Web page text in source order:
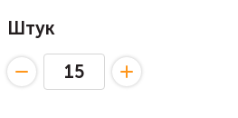
Штук